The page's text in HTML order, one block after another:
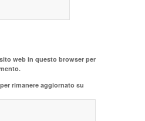
web in questo browser per
rimanere aggiornato su